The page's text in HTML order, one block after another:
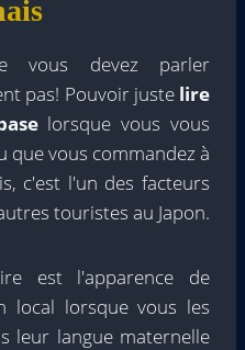
vous devez parler
pas! Pouvoir juste lire
lorsque vous vous
que vous commandez à
c'est l'un des facteurs
touristes au Japon.
est l'apparence de
local lorsque vous les
leur langue maternelle